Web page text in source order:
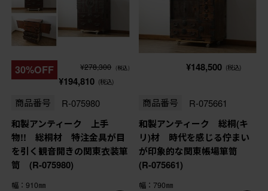
30%OFF ¥278,300 (税込)
¥194,810 (税込)
商品番号 R-075980
和製アンティーク 上手
物!! 総桐材 特注金具が目
を引く観音開きの関東衣装箪
笥 (R-075980)
幅：910㎜
¥148,500 (税込)
商品番号 R-075661
和製アンティーク 総桐(キ
リ)材 時代を感じる佇まい
が印象的な関東帳場箪笥
(R-075661)
幅：790㎜